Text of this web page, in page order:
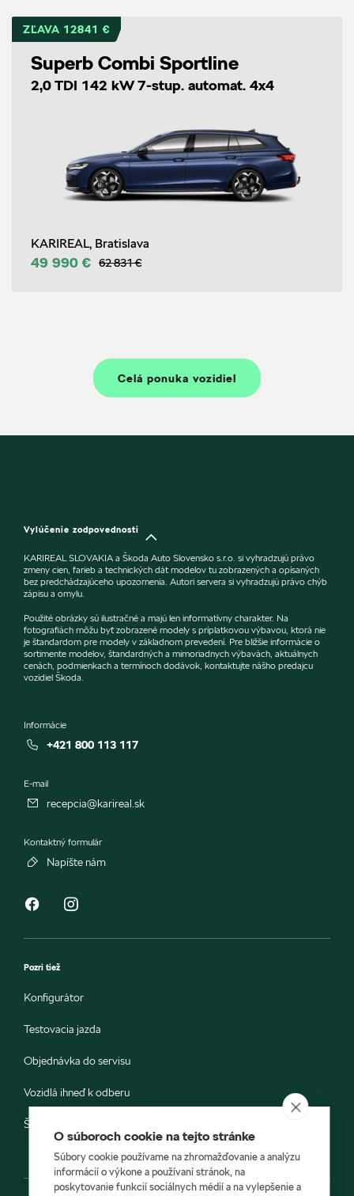
ZĽAVA 12841 €
Superb Combi Sportline
2,0 TDI 142 kW 7-stup. automat. 4x4
KARIREAL, Bratislava
49 990 € 62 831 €
Celá ponuka vozidiel
Vylúčenie zodpovednosti
KARIREAL SLOVAKIA a Škoda Auto Slovensko s.r.o. si vyhradzujú právo
zmeny cien, farieb a technických dát modelov tu zobrazených a opísaných
bez predchádzajúceho upozornenia. Autori servera si vyhradzujú právo chýb
zápisu a omylu.
Použité obrázky sú ilustračné a majú len informatívny charakter. Na
fotografiách môžu byť zobrazené modely s príplatkovou výbavou, ktorá nie
je štandardom pre modely v základnom prevedení. Pre bližšie informácie o
sortimente modelov, štandardných a mimoriadnych výbavách, aktuálnych
cenách, podmienkach a termínoch dodávok, kontaktujte nášho predajcu
vozidiel Škoda.
Informácie
+421 800 113 117
E-mail
recepcia@karireal.sk
Kontaktný formulár
Napíšte nám
Pozri tiež
Konfigurátor
Testovacia jazda
Objednávka do servisu
Vozidlá ihneď k odberu
Škoda E-shop
O súboroch cookie na tejto stránke
Súbory cookie používame na zhromažďovanie a analýzu
informácií o výkone a používaní stránok, na
poskytovanie funkcií sociálnych médií a na vylepšenie a